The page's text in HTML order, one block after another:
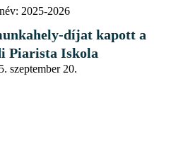
2025-2026
díjat kapott a
Piarista Iskola
szeptember 20.